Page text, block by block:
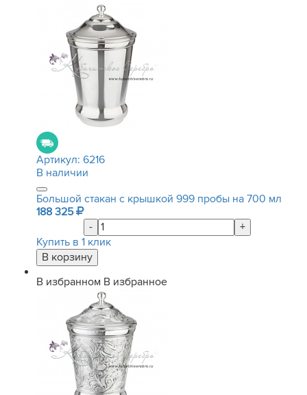
Артикул: 6216
В наличии
Большой стакан с крышкой 999 пробы на 700 мл
188 325
-
+
Купить в 1 клик
В избранном В избранное